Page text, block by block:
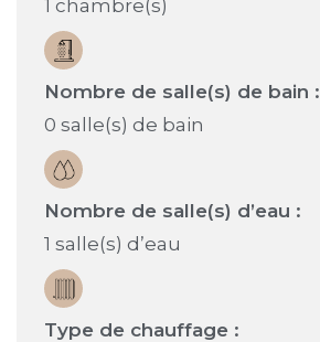
1 chambre(s)
Nombre de salle(s) de bain :
0 salle(s) de bain
Nombre de salle(s) d’eau :
1 salle(s) d’eau
Type de chauffage :